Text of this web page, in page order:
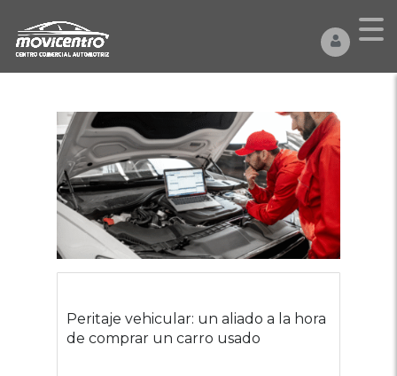
Peritaje vehicular: un aliado a la hora
de comprar un carro usado